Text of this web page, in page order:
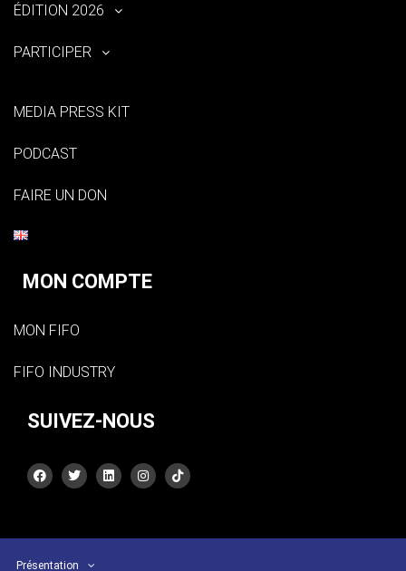
ÉDITION 2026
PARTICIPER
MEDIA PRESS KIT
PODCAST
FAIRE UN DON
MON COMPTE
MON FIFO
FIFO INDUSTRY
SUIVEZ-NOUS
Présentation